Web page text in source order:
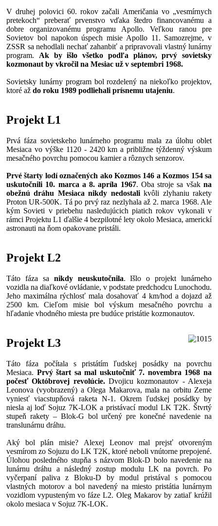
V druhej polovici 60. rokov začali Američania vo „vesmírnych
pretekoch“ preberať prvenstvo vďaka štedro financovanému a
dobre organizovanému programu Apollo. Veľkou ranou pre
Sovietov bol napokon úspech misie Apollo 11. Samozrejme, v
ZSSR sa nehodlali nechať zahanbiť a pripravovali vlastný lunárny
program. Ak by išlo všetko podľa plánov, prvý sovietsky
kozmonaut by vkročil na Mesiac už v septembri 1968.
Sovietsky lunárny program bol rozdelený na niekoľko projektov,
ktoré až do roku 1989 podliehali prísnemu utajeniu.
Projekt L1
Prvá fáza sovietskeho lunárneho programu mala za úlohu oblet
Mesiaca vo výške 1120 - 2420 km a približne týždenný výskum
mesačného povrchu pomocou kamier a rôznych senzorov.
Prvé štarty lodí označených ako Kozmos 146 a Kozmos 154 sa
uskutočnili 10. marca a 8. apríla 1967. Oba stroje sa všakna
obežnú dráhu Mesiaca nikdy nedostalikvôli zlyhaniu rakety
Proton UR-500K. Tá po prvý raz nezlyhala až 2. marca 1968. Ale
kým Sovieti v priebehu nasledujúcich piatich rokov vykonali v
rámci Projektu L1 ďalšie 4 bezpilotné lety okolo Mesiaca, americkí
astronauti na ňom opakovane pristáli.
Projekt L2
Táto fáza sa nikdy neuskutočnila. Išlo o projekt lunárneho
vozidla na diaľkové ovládanie, v podstate predchodcu Lunochodu.
Jeho maximálna rýchlosť mala dosahovať 4 km/hod a dojazd až
2500 km. Cieľom misie bol výskum mesačného povrchu a
hľadanie vhodného miesta pre budúce pristátie kozmonautov.
Projekt L3
Táto fáza počítala s pristátím ľudskej posádky na povrchu
Mesiaca. Prvý štart sa mal uskutočniť 7. novembra 1968 na
počesť Októbrovej revolúcie.Dvojicu kozmonautov - Alexeja
Leonova (vyobrazený) a Olega Makarova, mala na orbitu Zeme
vyniesť viacstupňová raketa N-1. Okrem ľudskej posádky by
niesla aj loď Sojuz 7K-LOK a pristávací modul LK T2K. Štvrtý
stupeň rakety – Blok-G bol určený pre konečné navedenie na
translunárnu dráhu.
Aký bol plán misie? Alexej Leonov mal prejsť otvoreným
vesmírom zo Sojuzu do LK T2K, ktoré neboli vnútorne prepojené.
Úlohou posledného stupňa s názvom Blok-D bolo navedenie na
lunárnu dráhu a následný zostup modulu LK na povrch. Po
vyčerpaní paliva z Bloku-D by modul pristával s pomocou
vlastných motorov a bol navedený na miesto pristátia lunárnym
vozidlom vypusteným vo fáze L2. Oleg Makarov by zatiaľ krúžil
okolo mesiaca v Sojuz 7K-LOK.